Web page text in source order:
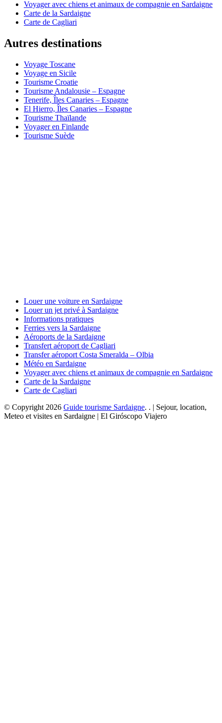
Voyager avec chiens et animaux de compagnie en Sardaigne
Carte de la Sardaigne
Carte de Cagliari
Autres destinations
Voyage Toscane
Voyage en Sicile
Tourisme Croatie
Tourisme Andalousie – Espagne
Tenerife, Îles Canaries – Espagne
El Hierro, Îles Canaries – Espagne
Tourisme Thaïlande
Voyager en Finlande
Tourisme Suède
Louer une voiture en Sardaigne
Louer un jet privé à Sardaigne
Informations pratiques
Ferries vers la Sardaigne
Aéroports de la Sardaigne
Transfert aéroport de Cagliari
Transfer aéroport Costa Smeralda – Olbia
Météo en Sardaigne
Voyager avec chiens et animaux de compagnie en Sardaigne
Carte de la Sardaigne
Carte de Cagliari
© Copyright 2026 Guide tourisme Sardaigne. . | Sejour, location,
Meteo et visites en Sardaigne | El Giróscopo Viajero